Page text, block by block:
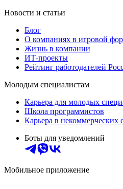
Новости и статьи
Блог
О компаниях в игровой
Жизнь в компании
ИТ-проекты
Рейтинг работодателей
Молодым специалистам
Карьера для молодых
Школа программистов
Карьера в некоммерческих
Боты для уведомлений
Мобильное приложение